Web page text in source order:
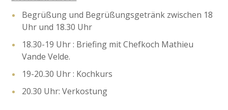
Begrüßung und Begrüßungsgetränk zwischen 18
Uhr und 18.30 Uhr
18.30-19 Uhr : Briefing mit Chefkoch Mathieu
Vande Velde.
19-20.30 Uhr : Kochkurs
20.30 Uhr: Verkostung